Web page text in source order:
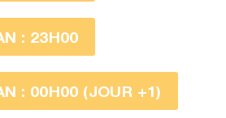
: 23H00
: 00H00 (JOUR +1)